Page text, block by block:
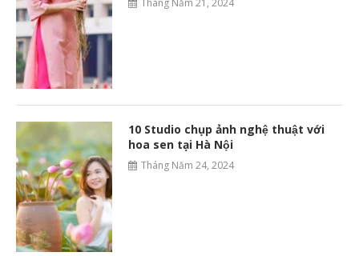
10 Studio chụp ảnh nghệ thuật với
hoa sen tại Hà Nội
Tháng Năm 24, 2024